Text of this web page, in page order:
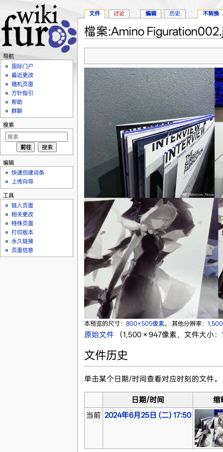
檔案:Amino
本预览的尺寸： 800×505像素。 其他分辨率：
原始文件‎ （1,500 × 947像素，文件大小
文件历史
单击某个日期/时间查看对应时刻的文件。
日期/时间
缩
当前 2024年6月25日 (二) 17:50
文件 讨论 编辑 历史 不转换
导航
国际门户
最近更改
随机页面
方针指引
帮助
群聊
搜索
编辑
快速创建词条
上传向导
工具
链入页面
相关更改
特殊页面
打印版本
永久链接
页面信息